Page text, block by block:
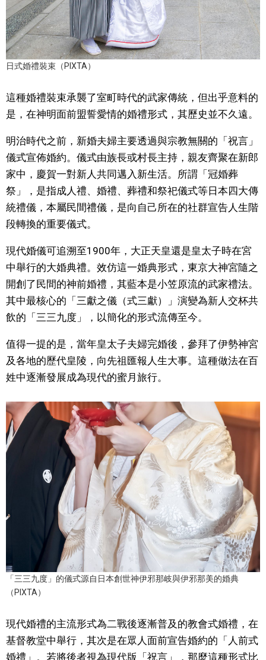
日式婚禮裝束（PIXTA）
這種婚禮裝束承襲了室町時代的武家傳統，但出乎意料的
是，在神明面前盟誓愛情的婚禮形式，其歷史並不久遠。
明治時代之前，新婚夫婦主要透過與宗教無關的「祝言」
儀式宣佈婚約。儀式由族長或村長主持，親友齊聚在新郎
家中，慶賀一對新人共同邁入新生活。所謂「冠婚葬
祭」，是指成人禮、婚禮、葬禮和祭祀儀式等日本四大傳
統禮儀，本屬民間禮儀，是向自己所在的社群宣告人生階
段轉換的重要儀式。
現代婚儀可追溯至1900年，大正天皇還是皇太子時在宮
中舉行的大婚典禮。效仿這一婚典形式，東京大神宮隨之
開創了民間的神前婚禮，其藍本是小笠原流的武家禮法。
其中最核心的「三獻之儀（式三獻）」演變為新人交杯共
飲的「三三九度」，以簡化的形式流傳至今。
值得一提的是，當年皇太子夫婦完婚後，參拜了伊勢神宮
及各地的歷代皇陵，向先祖匯報人生大事。這種做法在百
姓中逐漸發展成為現代的蜜月旅行。
「三三九度」的儀式源自日本創世神伊邪那岐與伊邪那美的婚典
（PIXTA）
現代婚禮的主流形式為二戰後逐漸普及的教會式婚禮，在
基督教堂中舉行，其次是在眾人面前宣告婚約的「人前式
婚禮」。若將後者視為現代版「祝言」，那麼這種形式比